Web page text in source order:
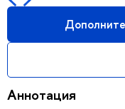
Аннотация